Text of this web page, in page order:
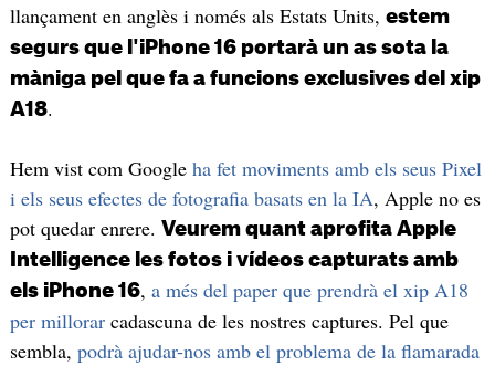
llançament en anglès i només als Estats Units, estem
segurs que l'iPhone 16 portarà un as sota la
màniga pel que fa a funcions exclusives del xip
A18.
Hem vist com Google ha fet moviments amb els seus Pixel
i els seus efectes de fotografia basats en la IA, Apple no es
pot quedar enrere. Veurem quant aprofita Apple
Intelligence les fotos i vídeos capturats amb
els iPhone 16, a més del paper que prendrà el xip A18
per millorarcadascuna de les nostres captures. Pel que
sembla, podrà ajudar-nos amb el problema de la flamarada